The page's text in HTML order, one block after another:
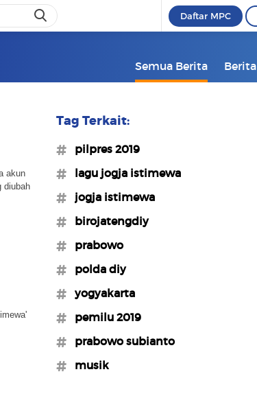
Daftar MPC
Semua Berita Berita
akun
diubah
Tag Terkait:
#pilpres 2019
#lagu jogja istimewa
#jogja istimewa
#birojatengdiy
#prabowo
#polda diy
#yogyakarta
#pemilu 2019
#prabowo subianto
#musik